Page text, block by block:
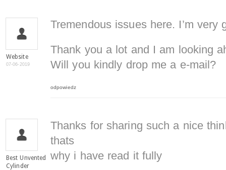
Website
07-06-2019
Tremendous issues here. I’m very
Thank you a lot and I am looking
Will you kindly drop me a e-mail?
odpowiedz
Best Unvented
Cylinder
Thanks for sharing such a nice
thats
why i have read it fully